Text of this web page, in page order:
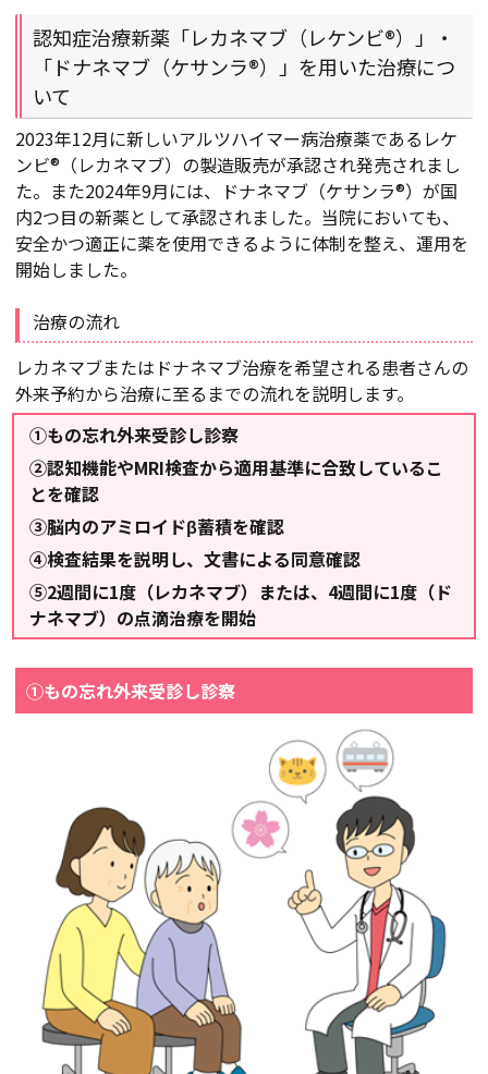
認知症治療新薬「レカネマブ（レケンビ®）」・
「ドナネマブ（ケサンラ®）」を用いた治療につ
いて
2023年12月に新しいアルツハイマー病治療薬であるレケ
ンビ®（レカネマブ）の製造販売が承認され発売されまし
た。また2024年9月には、ドナネマブ（ケサンラ®）が国
内2つ目の新薬として承認されました。当院においても、
安全かつ適正に薬を使用できるように体制を整え、運用を
開始しました。
治療の流れ
レカネマブまたはドナネマブ治療を希望される患者さんの
外来予約から治療に至るまでの流れを説明します。
①もの忘れ外来受診し診察
②認知機能やMRI検査から適用基準に合致しているこ
とを確認
③脳内のアミロイドβ蓄積を確認
④検査結果を説明し、文書による同意確認
⑤2週間に1度（レカネマブ）または、4週間に1度（ド
ナネマブ）の点滴治療を開始
①もの忘れ外来受診し診察